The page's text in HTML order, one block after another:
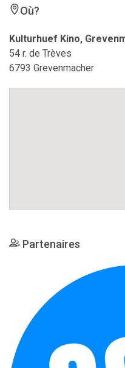
Où?
Kulturhuef Kino,
54 r. de Trèves
6793 Grevenmacher
Partenaires